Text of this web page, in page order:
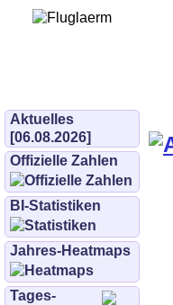
Aktuelles
[06.08.2026]
Offizielle Zahlen
BI-Statistiken
Jahres-Heatmaps
Tages­